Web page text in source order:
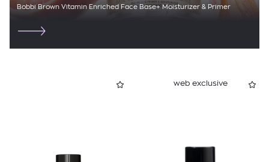
Bobbi Brown Vitamin Enriched Face Base+ Moisturizer & Primer
web exclusive